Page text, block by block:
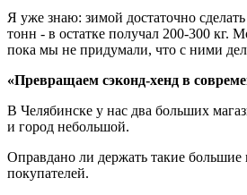
Я уже знаю: зимой достаточно
тонн - в остатке получал 200-300 кг.
пока мы не придумали, что с ними
«Превращаем сэконд-хенд в
В Челябинске у нас два больших
и город небольшой.
Оправдано ли держать такие
покупателей.